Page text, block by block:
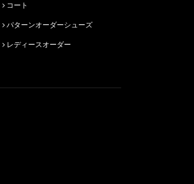
コート
パターンオーダーシューズ
レディースオーダー